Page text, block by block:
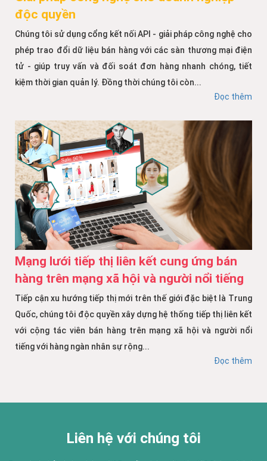
độc quyền
Chúng tôi sử dụng cổng kết nối API - giải pháp công nghệ cho
phép trao đổi dữ liệu bán hàng với các sàn thương mại điện
tử - giúp truy vấn và đối soát đơn hàng nhanh chóng, tiết
kiệm thời gian quản lý. Đồng thời chúng tôi còn...
Đọc thêm
Mạng lưới tiếp thị liên kết cung ứng bán
hàng trên mạng xã hội và người nổi tiếng
Tiếp cận xu hướng tiếp thị mới trên thế giới đặc biệt là Trung
Quốc, chúng tôi độc quyền xây dựng hệ thống tiếp thị liên kết
với cộng tác viên bán hàng trên mạng xã hội và người nổi
tiếng với hàng ngàn nhân sự rộng...
Đọc thêm
Liên hệ với chúng tôi